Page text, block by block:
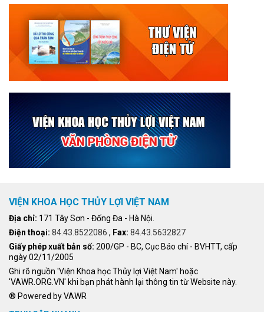
VIỆN KHOA HỌC THỦY LỢI VIỆT NAM
Địa chỉ: 171 Tây Sơn - Đống Đa - Hà Nội.
Điện thoại: 84.43.8522086 , Fax: 84.43.5632827
Giấy phép xuất bản số: 200/GP - BC, Cục Báo chí - BVHTT, cấp
ngày 02/11/2005
Ghi rõ nguồn 'Viện Khoa học Thủy lợi Việt Nam' hoặc
'VAWR.ORG.VN' khi bạn phát hành lại thông tin từ Website này.
® Powered by VAWR